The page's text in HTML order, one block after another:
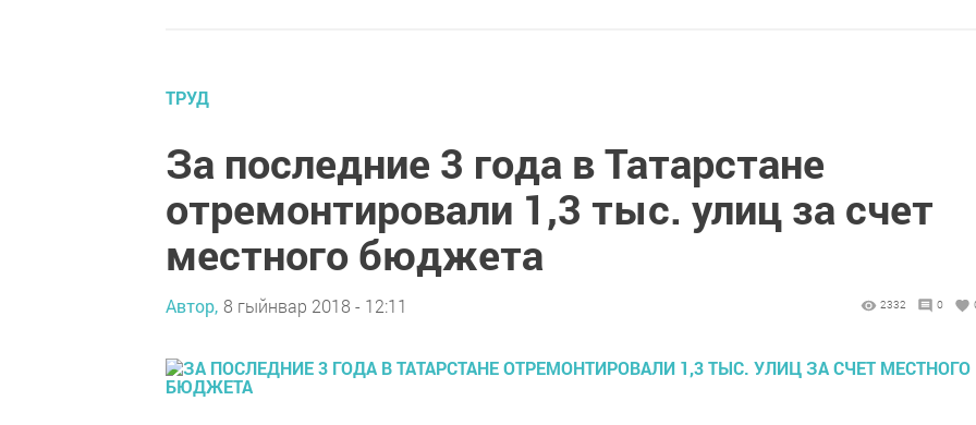
ТРУД
За последние 3 года в Татарстане
отремонтировали 1,3 тыс. улиц за счет
местного бюджета
Автор, 8 гыйнвар 2018 - 12:11 2332 0